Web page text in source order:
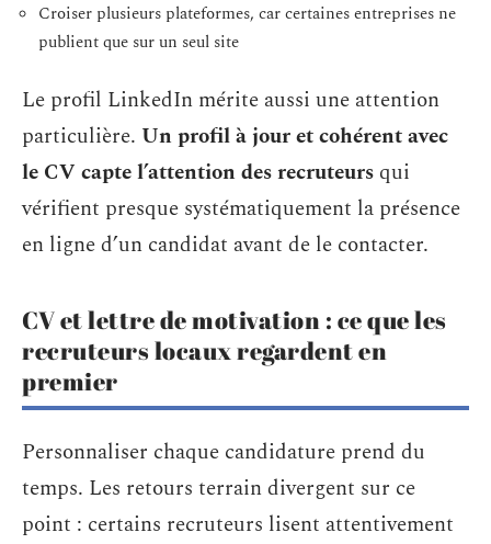
Croiser plusieurs plateformes, car certaines entreprises ne
publient que sur un seul site
Le profil LinkedIn mérite aussi une attention
particulière. Un profil à jour et cohérent avec
le CV capte l’attention des recruteurs qui
vérifient presque systématiquement la présence
en ligne d’un candidat avant de le contacter.
CV et lettre de motivation : ce que les
recruteurs locaux regardent en
premier
Personnaliser chaque candidature prend du
temps. Les retours terrain divergent sur ce
point : certains recruteurs lisent attentivement